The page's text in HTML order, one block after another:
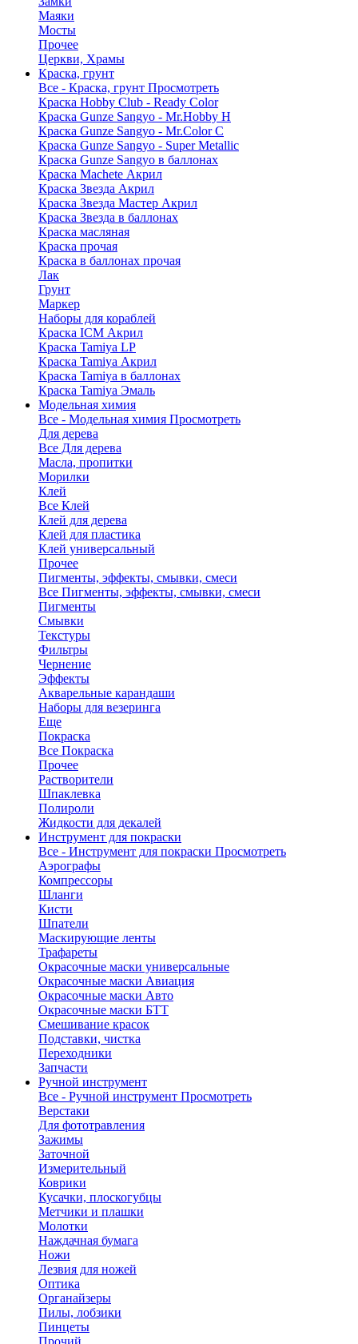
Маяки
Мосты
Прочее
Церкви, Храмы
Краска, грунт
Все - Краска, грунт Просмотреть
Краска Hobby Club - Ready Color
Краска Gunze Sangyo - Mr.Hobby H
Краска Gunze Sangyo - Mr.Color C
Краска Gunze Sangyo - Super Metallic
Краска Gunze Sangyo в баллонах
Краска Machete Акрил
Краска Звезда Акрил
Краска Звезда Мастер Акрил
Краска Звезда в баллонах
Краска масляная
Краска прочая
Краска в баллонах прочая
Лак
Грунт
Маркер
Наборы для кораблей
Краска ICM Акрил
Краска Tamiya LP
Краска Tamiya Акрил
Краска Tamiya в баллонах
Краска Tamiya Эмаль
Модельная химия
Все - Модельная химия Просмотреть
Для дерева
Все Для дерева
Масла, пропитки
Морилки
Клей
Все Клей
Клей для дерева
Клей для пластика
Клей универсальный
Прочее
Пигменты, эффекты, смывки, смеси
Все Пигменты, эффекты, смывки, смеси
Пигменты
Смывки
Текстуры
Фильтры
Чернение
Эффекты
Акварельные карандаши
Наборы для везеринга
Еще
Покраска
Все Покраска
Прочее
Растворители
Шпаклевка
Полироли
Жидкости для декалей
Инструмент для покраски
Все - Инструмент для покраски Просмотреть
Аэрографы
Компрессоры
Шланги
Кисти
Шпатели
Маскирующие ленты
Трафареты
Окрасочные маски универсальные
Окрасочные маски Авиация
Окрасочные маски Авто
Окрасочные маски БТТ
Смешивание красок
Подставки, чистка
Переходники
Запчасти
Ручной инструмент
Все - Ручной инструмент Просмотреть
Верстаки
Для фототравления
Зажимы
Заточной
Измерительный
Коврики
Кусачки, плоскогубцы
Метчики и плашки
Молотки
Наждачная бумага
Ножи
Лезвия для ножей
Оптика
Органайзеры
Пилы, лобзики
Пинцеты
Прочий